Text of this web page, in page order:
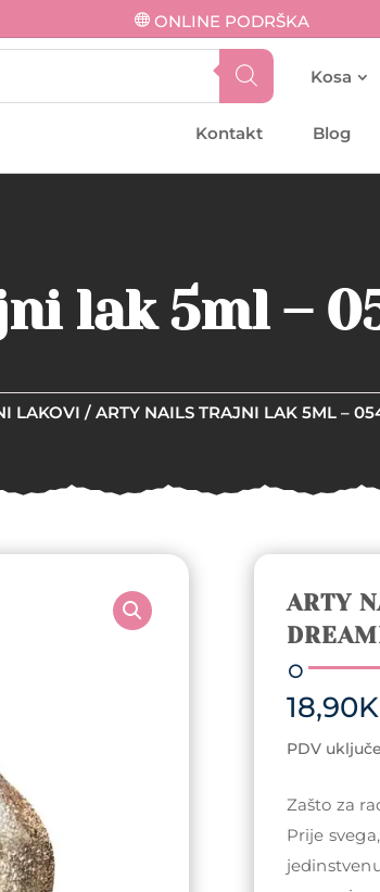
ONLINE PODRŠKA
Kosa
Kontakt Blog
lak 5ml –
LAKOVI / ARTY NAILS TRAJNI LAK 5ML –
ARTY
18,90
PDV
Zašto za
Prije